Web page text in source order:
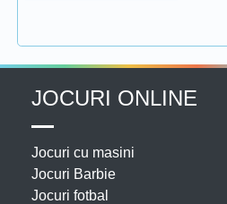
JOCURI ONLINE
Jocuri cu masini
Jocuri Barbie
Jocuri fotbal